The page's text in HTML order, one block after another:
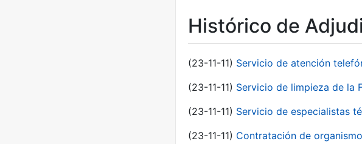
Histórico de
(23-11-11) Servicio de atención
(23-11-11) Servicio de limpieza de la
(23-11-11) Servicio de especialistas
(23-11-11) Contratación de